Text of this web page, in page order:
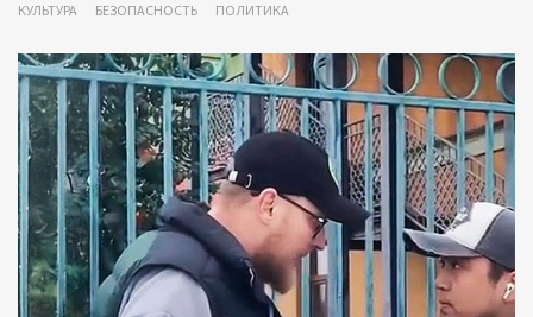
КУЛЬТУРА БЕЗОПАСНОСТЬ ПОЛИТИКА